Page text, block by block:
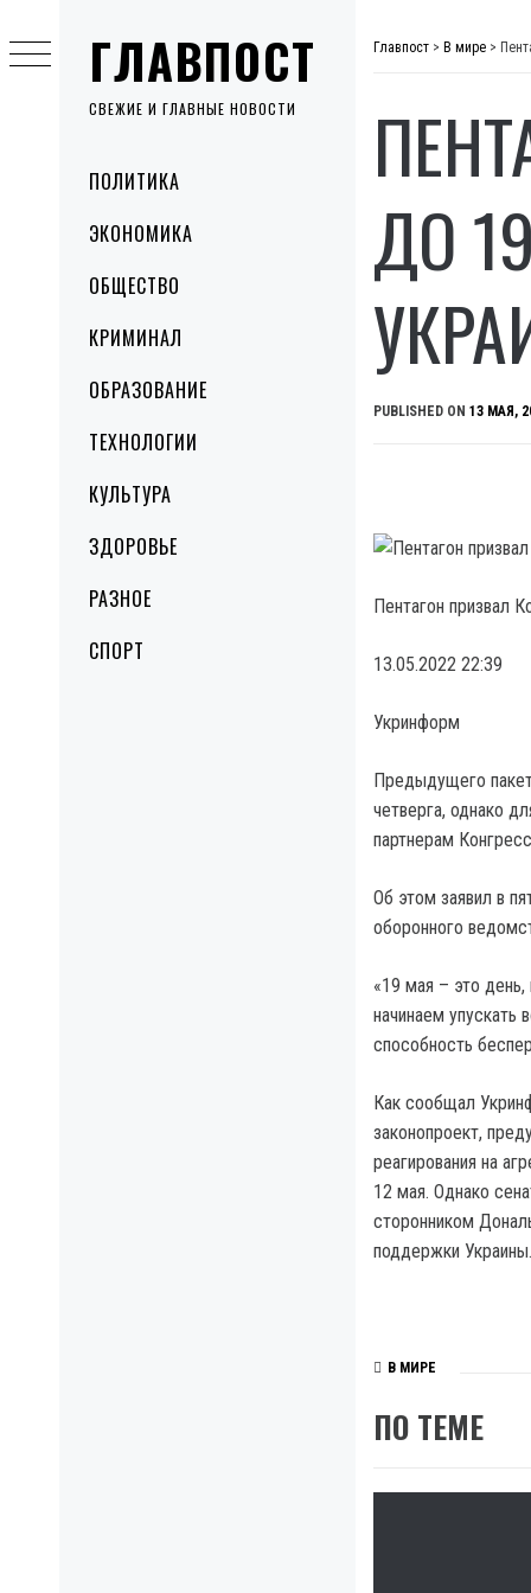
ГЛАВПОСТ
СВЕЖИЕ И ГЛАВНЫЕ НОВОСТИ
MenuПОЛИТИКА
ЭКОНОМИКА
ОБЩЕСТВО
КРИМИНАЛ
ОБРАЗОВАНИЕ
ТЕХНОЛОГИИ
КУЛЬТУРА
ЗДОРОВЬЕ
РАЗНОЕ
СПОРТ
to
content
Главпост > В мире >
ДО
PUBLISHED ON 13 МАЯ,
Пентагон призвал
13.05.2022 22:39
Укринформ
Предыдущего
четверга, однако
партнерам
Об этом заявил в
оборонного
«19 мая – это день,
начинаем упускать
способность
Как сообщал
законопроект,
реагирования на
12 мая. Однако
сторонником
поддержки Украины.
В МИРЕ
ПО ТЕМЕ